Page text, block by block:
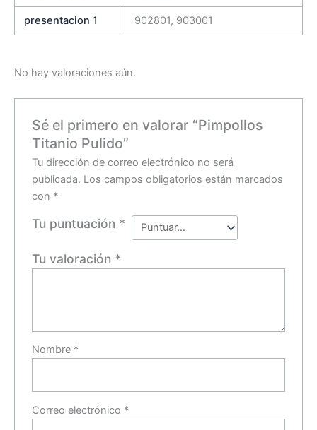
presentacion 1 902801, 903001
No hay valoraciones aún.
Sé el primero en valorar “Pimpollos
Titanio Pulido”
Tu dirección de correo electrónico no será
publicada. Los campos obligatorios están marcados
con *
Tu puntuación *
Tu valoración *
Nombre *
Correo electrónico *